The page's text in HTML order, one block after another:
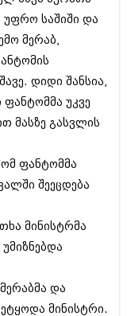
უფრო საშიში და
მერაბ,
დიდი შანსია,
უკვე
მასზე გასვლის
ფანტომმა
შეეცდება
მინისტრმა
და
მინისტრი.